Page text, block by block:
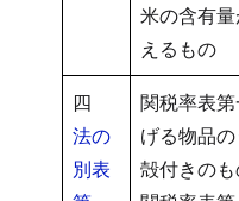
米の含有
えるもの
四
法の
別表
関税率表
げる物品
殻付きの